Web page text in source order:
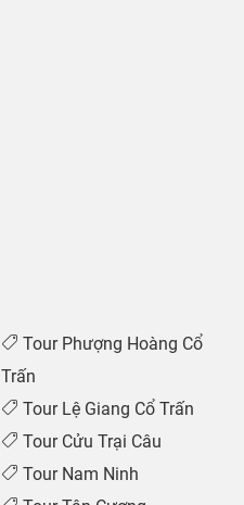
Tour Phượng Hoàng Cổ
Trấn
Tour Lệ Giang Cổ Trấn
Tour Cửu Trại Câu
Tour Nam Ninh